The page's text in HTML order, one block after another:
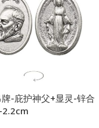
-庇护神父+显灵-锌合
2.2cm